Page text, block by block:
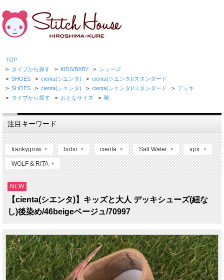
TOP
> タイプから探す > KIDS/BABY > シューズ
> SHOES > cienta(シエンタ) > cienta(シエンタ)/スタンダード
> SHOES > cienta(シエンタ) > cienta(シエンタ)/スタンダード > デッキ
> タイプから探す > おとなサイズ > 靴
注目キーワード
frankygrow bobo cienta Salt Water igor
WOLF & RITA
NEW
【cienta(シエンタ)】キッズと大人 デッキシューズ(紐な
し)後染め/46beigeベージュ/70997